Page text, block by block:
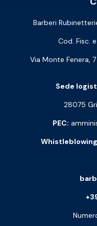
Barberi
Cod. Fisc.
Via Monte Fenera,
Sede
28075
PEC: